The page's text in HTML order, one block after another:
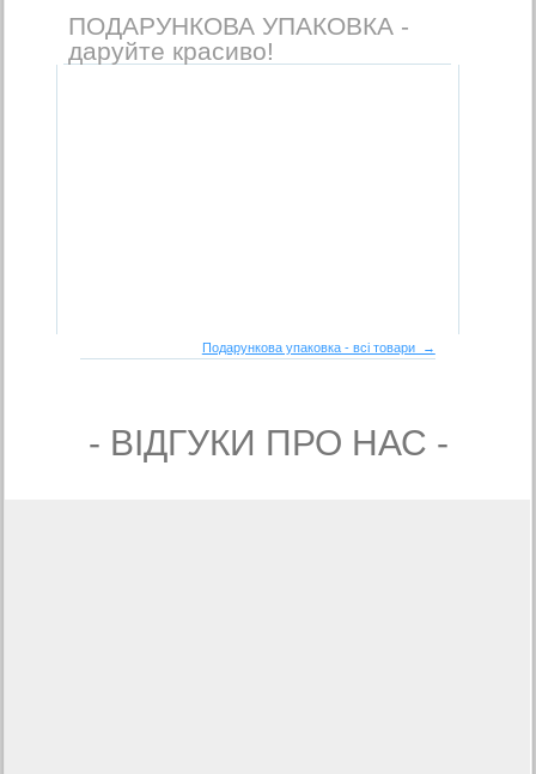
ПОДАРУНКОВА УПАКОВКА -
даруйте красиво!
Подарункова упаковка - всі товари →
- ВIДГУКИ ПРО НАС -